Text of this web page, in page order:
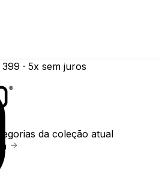
· 5x sem juros
da coleção atual